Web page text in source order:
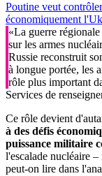
Poutine veut
économiquement
«La guerre
sur les armes
Russie reconstruit
à longue portée, les
rôle plus important
Services de
Ce rôle devient
à des défis
puissance militaire
l'escalade nucléaire
peut-on lire dans